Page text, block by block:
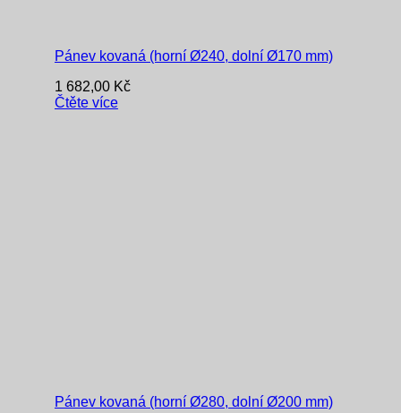
Pánev kovaná (horní Ø240, dolní Ø170 mm)
1 682,00 Kč
Čtěte více
Pánev kovaná (horní Ø280, dolní Ø200 mm)